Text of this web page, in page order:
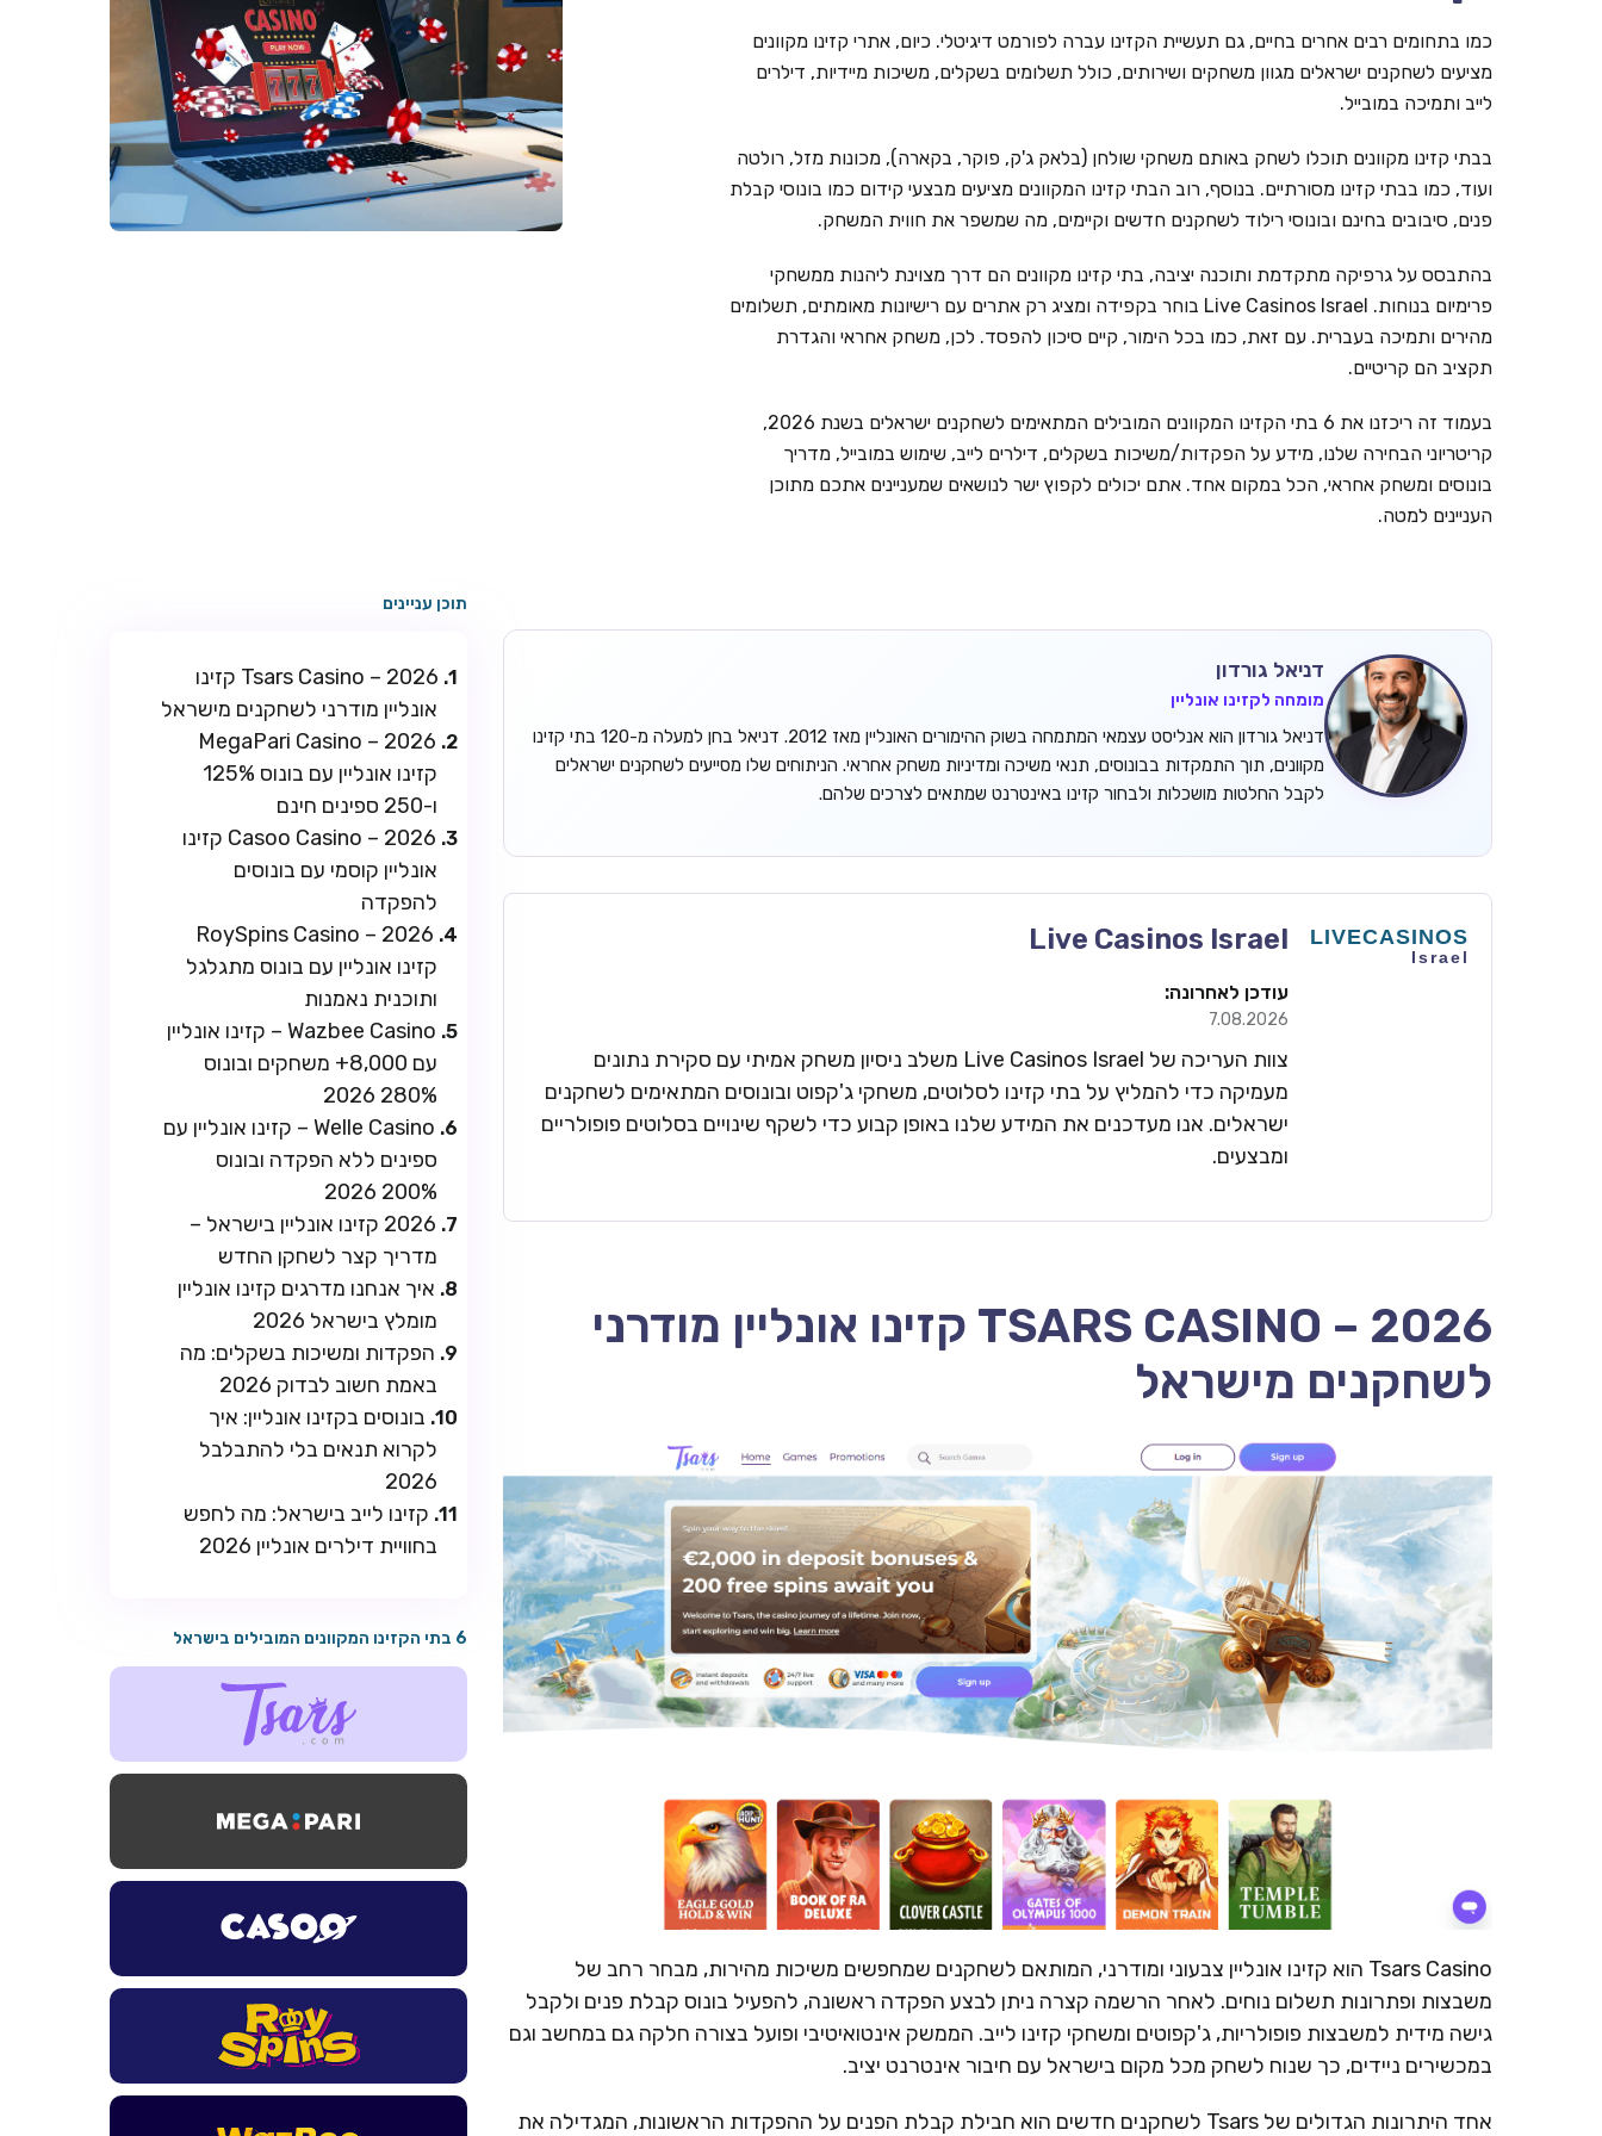
כמו בתחומים רבים אחרים בחיים, גם תעשיית הקזינו עברה לפורמט דיגיטלי. כיום, אתרי קזינו מקוונים
מציעים לשחקנים ישראלים מגוון משחקים ושירותים, כולל תשלומים בשקלים, משיכות מיידיות, דילרים
לייב ותמיכה במובייל.
בבתי קזינו מקוונים תוכלו לשחק באותם משחקי שולחן (בלאק ג'ק, פוקר, בקארה), מכונות מזל, רולטה
ועוד, כמו בבתי קזינו מסורתיים. בנוסף, רוב הבתי קזינו המקוונים מציעים מבצעי קידום כמו בונוסי קבלת
פנים, סיבובים בחינם ובונוסי רילוד לשחקנים חדשים וקיימים, מה שמשפר את חווית המשחק.
בהתבסס על גרפיקה מתקדמת ותוכנה יציבה, בתי קזינו מקוונים הם דרך מצוינת ליהנות ממשחקי
פרימיום בנוחות. Live Casinos Israel בוחר בקפידה ומציג רק אתרים עם רישיונות מאומתים, תשלומים
מהירים ותמיכה בעברית. עם זאת, כמו בכל הימור, קיים סיכון להפסד. לכן, משחק אחראי והגדרת
תקציב הם קריטיים.
בעמוד זה ריכזנו את 6 בתי הקזינו המקוונים המובילים המתאימים לשחקנים ישראלים בשנת 2026,
קריטריוני הבחירה שלנו, מידע על הפקדות/משיכות בשקלים, דילרים לייב, שימוש במובייל, מדריך
בונוסים ומשחק אחראי, הכל במקום אחד. אתם יכולים לקפוץ ישר לנושאים שמעניינים אתכם מתוכן
העניינים למטה.
דניאל גורדון
מומחה לקזינו אונליין
דניאל גורדון הוא אנליסט עצמאי המתמחה בשוק ההימורים האונליין מאז 2012. דניאל בחן למעלה מ-120 בתי קזינו
מקוונים, תוך התמקדות בבונוסים, תנאי משיכה ומדיניות משחק אחראי. הניתוחים שלו מסייעים לשחקנים ישראלים
לקבל החלטות מושכלות ולבחור קזינו באינטרנט שמתאים לצרכים שלהם.
Live Casinos Israel
עודכן לאחרונה:
7.08.2026
צוות העריכה של Live Casinos Israel משלב ניסיון משחק אמיתי עם סקירת נתונים
מעמיקה כדי להמליץ על בתי קזינו לסלוטים, משחקי ג'קפוט ובונוסים המתאימים לשחקנים
ישראלים. אנו מעדכנים את המידע שלנו באופן קבוע כדי לשקף שינויים בסלוטים פופולריים
ומבצעים.
TSARS CASINO – 2026 קזינו אונליין מודרני
לשחקנים מישראל
Tsars Casino הוא קזינו אונליין צבעוני ומודרני, המותאם לשחקנים שמחפשים משיכות מהירות, מבחר רחב של
משבצות ופתרונות תשלום נוחים. לאחר הרשמה קצרה ניתן לבצע הפקדה ראשונה, להפעיל בונוס קבלת פנים ולקבל
גישה מידית למשבצות פופולריות, ג'קפוטים ומשחקי קזינו לייב. הממשק אינטואיטיבי ופועל בצורה חלקה גם במחשב וגם
במכשירים ניידים, כך שנוח לשחק מכל מקום בישראל עם חיבור אינטרנט יציב.
אחד היתרונות הגדולים של Tsars לשחקנים חדשים הוא חבילת קבלת הפנים על ההפקדות הראשונות, המגדילה את
תוכן עניינים
Tsars Casino – 2026 קזינו
אונליין מודרני לשחקנים מישראל
MegaPari Casino – 2026
קזינו אונליין עם בונוס 125%
ו-250 ספינים חינם
Casoo Casino – 2026 קזינו
אונליין קוסמי עם בונוסים
להפקדה
RoySpins Casino – 2026
קזינו אונליין עם בונוס מתגלגל
ותוכנית נאמנות
Wazbee Casino – קזינו אונליין
עם 8,000+ משחקים ובונוס
280% 2026
Welle Casino – קזינו אונליין עם
ספינים ללא הפקדה ובונוס
200% 2026
2026 קזינו אונליין בישראל –
מדריך קצר לשחקן החדש
איך אנחנו מדרגים קזינו אונליין
מומלץ בישראל 2026
הפקדות ומשיכות בשקלים: מה
באמת חשוב לבדוק 2026
בונוסים בקזינו אונליין: איך
לקרוא תנאים בלי להתבלבל
2026
קזינו לייב בישראל: מה לחפש
בחוויית דילרים אונליין 2026
6 בתי הקזינו המקוונים המובילים בישראל